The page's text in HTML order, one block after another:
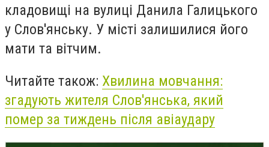
кладовищі на вулиці Данила Галицького
у Слов'янську. У місті залишилися його
мати та вітчим.
Читайте також: Хвилина мовчання:
згадують жителя Слов'янська, який
помер за тиждень після авіаудару